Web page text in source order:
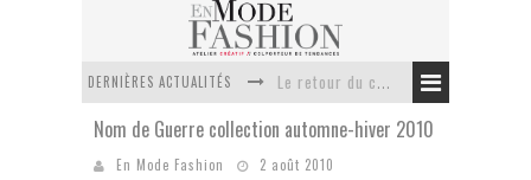
DERNIÈRES ACTUALITÉS
Le retour du cachemire version casual
Doudoune pour femme : choisir la pièce idéale entre style, chaleur et durabilité
Nom de Guerre collection automne-hiver 2010
En Mode Fashion 2 août 2010